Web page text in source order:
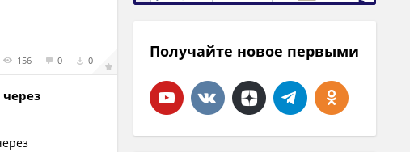
156 0 0 Получайте новое первыми